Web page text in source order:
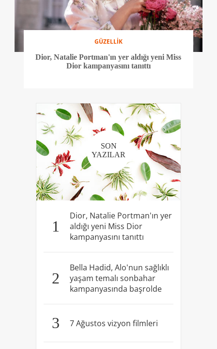
GÜZELLİK
Dior, Natalie Portman'ın yer aldığı yeni Miss
Dior kampanyasını tanıttı
SON
YAZILAR
1
Dior, Natalie Portman'ın yer
aldığı yeni Miss Dior
kampanyasını tanıttı
2
Bella Hadid, Alo'nun sağlıklı
yaşam temalı sonbahar
kampanyasında başrolde
3 7 Ağustos vizyon filmleri